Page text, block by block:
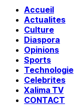
Accueil
Actualites
Culture
Diaspora
Opinions
Sports
Technologie
Celebrites
Xalima TV
CONTACT